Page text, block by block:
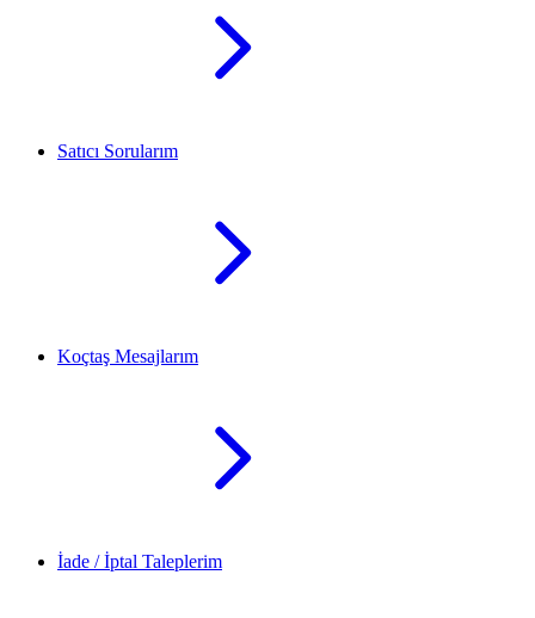
Satıcı Sorularım
Koçtaş Mesajlarım
İade / İptal Taleplerim